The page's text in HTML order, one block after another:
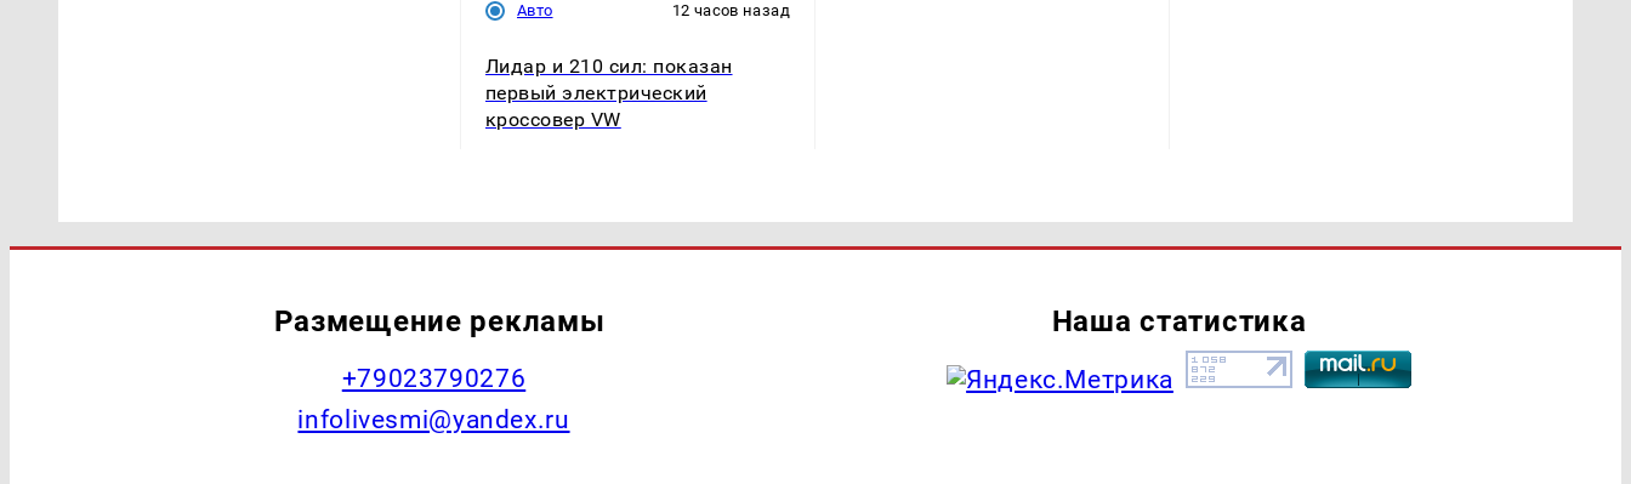
Авто 12 часов назад
Лидар и 210 сил: показан
первый электрический
кроссовер VW
Размещение рекламы
+79023790276
infolivesmi@yandex.ru
Наша статистика